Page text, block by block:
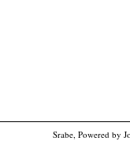
Srabe, Powered by